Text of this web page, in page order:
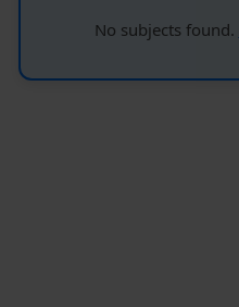
No subjects found.